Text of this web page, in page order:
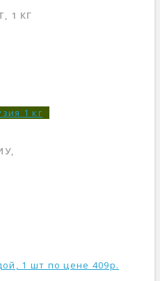
1 КГ
1 шт по цене 409р.